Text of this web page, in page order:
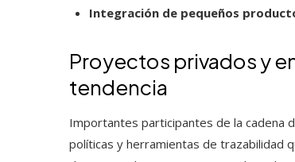
Integración de pequeños
Proyectos privados y
tendencia
Importantes participantes de la cadena
políticas y herramientas de trazabilidad